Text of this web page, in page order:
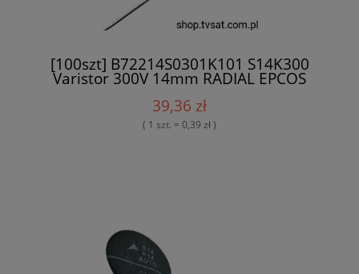
[100szt] B72214S0301K101 S14K300
Varistor 300V 14mm RADIAL EPCOS
39,36 zł
( 1 szt. = 0,39 zł )